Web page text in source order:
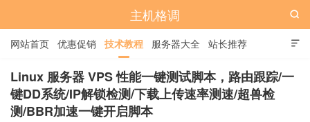
主机格调

网站首页 优惠促销 技术教程 服务器大全 站长推荐
全站标签 广告位

Linux 服务器 VPS 性能一键测试脚本，路由跟踪/一
键DD系统/IP解锁检测/下载上传速率测速/超兽检
测/BBR加速一键开启脚本